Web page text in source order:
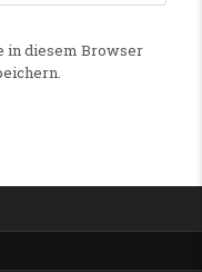
in diesem Browser